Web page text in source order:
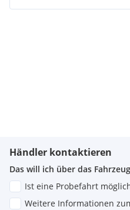
Händler kontaktieren
Das will ich über das
Ist eine Probefahrt
Weitere Informationen